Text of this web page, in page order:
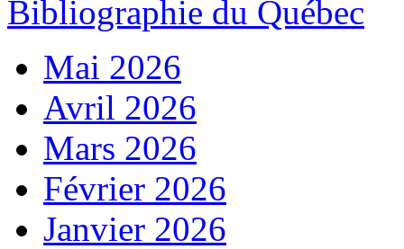
Bibliographie du Québec
Mai 2026
Avril 2026
Mars 2026
Février 2026
Janvier 2026